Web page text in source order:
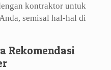
kontraktor untuk
semisal hal-hal di
Rekomendasi